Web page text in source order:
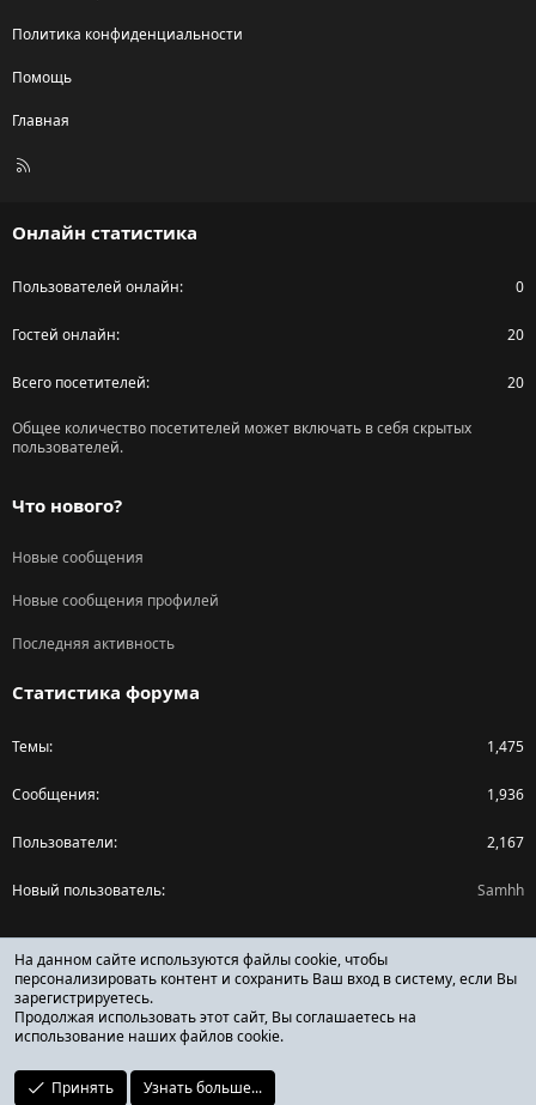
Политика конфиденциальности
Помощь
Главная
R
Онлайн статистика
Пользователей онлайн 0
Гостей онлайн 20
Всего посетителей 20
Общее количество посетителей может включать в себя скрытых
пользователей.
Что нового?
Новые сообщения
Новые сообщения профилей
Последняя активность
Статистика форума
Темы 1,475
Сообщения 1,936
Пользователи 2,167
Новый пользователь Samhh
Поделиться страницей
Facebook
X (Twitter)
Reddit
ОТЗЫВЫ ОНЛАЙН ФОРУМ
На данном сайте используются файлы cookie, чтобы
персонализировать контент и сохранить Ваш вход в систему, если Вы
зарегистрируетесь.
Продолжая использовать этот сайт, Вы соглашаетесь на
использование наших файлов cookie.
Принять Узнать больше...